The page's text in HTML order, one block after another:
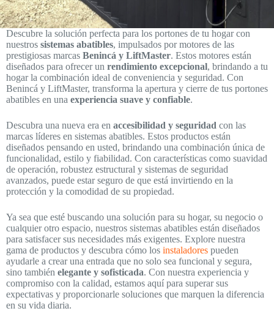
Descubre la solución perfecta para los portones de tu hogar con
nuestros sistemas abatibles, impulsados por motores de las
prestigiosas marcas Benincá y LiftMaster. Estos motores están
diseñados para ofrecer un rendimiento excepcional, brindando a tu
hogar la combinación ideal de conveniencia y seguridad. Con
Benincá y LiftMaster, transforma la apertura y cierre de tus portones
abatibles en una experiencia suave y confiable.
Descubra una nueva era en accesibilidad y seguridad con las
marcas líderes en sistemas abatibles. Estos productos están
diseñados pensando en usted, brindando una combinación única de
funcionalidad, estilo y fiabilidad. Con características como suavidad
de operación, robustez estructural y sistemas de seguridad
avanzados, puede estar seguro de que está invirtiendo en la
protección y la comodidad de su propiedad.
Ya sea que esté buscando una solución para su hogar, su negocio o
cualquier otro espacio, nuestros sistemas abatibles están diseñados
para satisfacer sus necesidades más exigentes. Explore nuestra
gama de productos y descubra cómo los instaladores pueden
ayudarle a crear una entrada que no solo sea funcional y segura,
sino también elegante y sofisticada. Con nuestra experiencia y
compromiso con la calidad, estamos aquí para superar sus
expectativas y proporcionarle soluciones que marquen la diferencia
en su vida diaria.